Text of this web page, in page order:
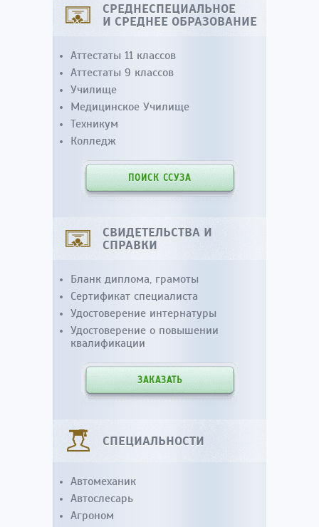
СРЕДНЕСПЕЦИАЛЬНОЕ
И СРЕДНЕЕ ОБРАЗОВАНИЕ
Аттестаты 11 классов
Аттестаты 9 классов
Училище
Медицинское Училище
Техникум
Колледж
ПОИСК ССУЗА
СВИДЕТЕЛЬСТВА И
СПРАВКИ
Бланк диплома, грамоты
Сертификат специалиста
Удостоверение интернатуры
Удостоверение о повышении
квалификации
ЗАКАЗАТЬ
СПЕЦИАЛЬНОСТИ
Автомеханик
Автослесарь
Агроном